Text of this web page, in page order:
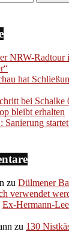
NRW-
hat
bei Schalke
bleibt erhalten
Sanierung
zu Dülmener
verwendet
Ex-Hermann-
zu 130